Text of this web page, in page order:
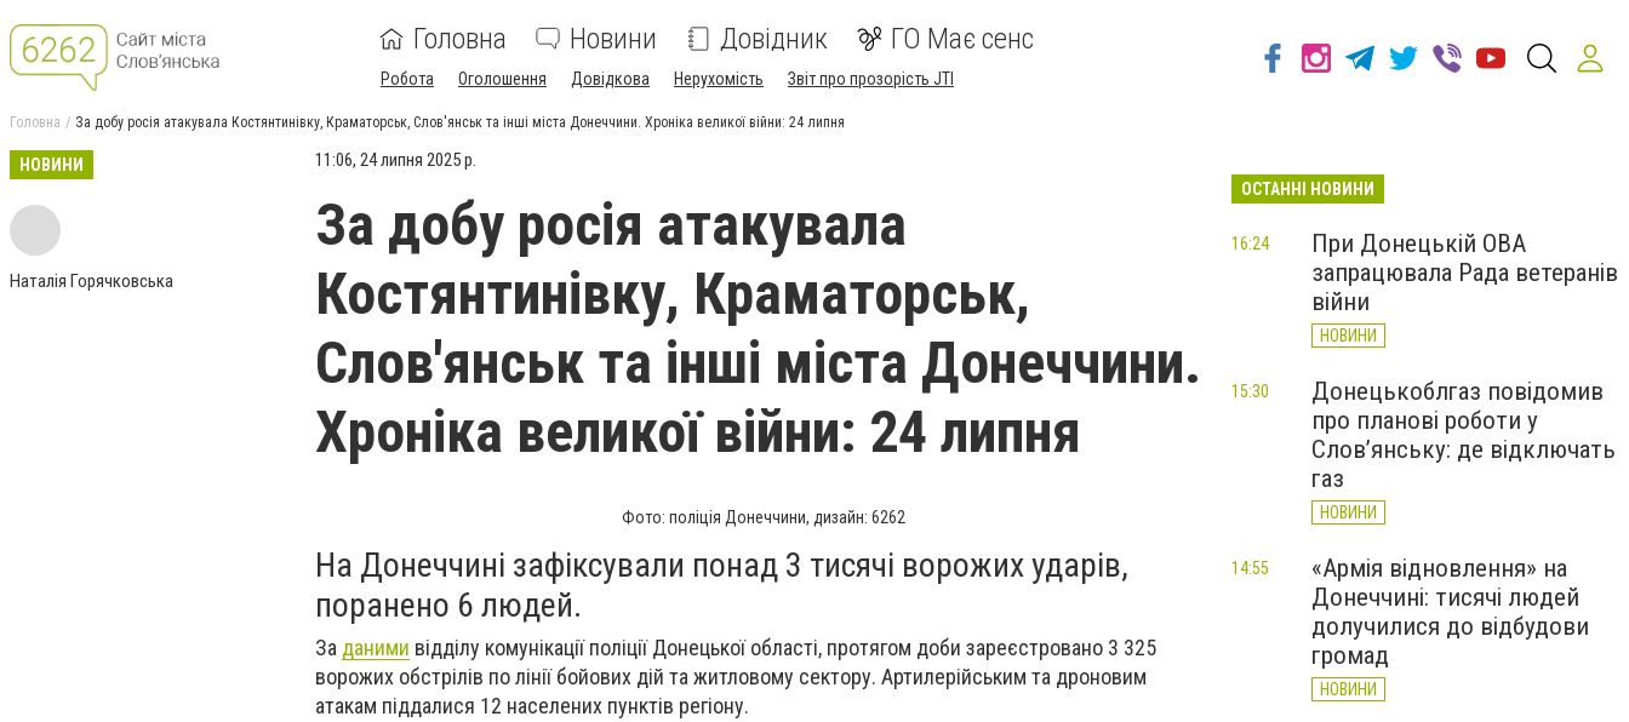
Головна Новини Довідник ГО Має сенс
Робота Оголошення Довідкова Нерухомість Звіт про прозорість JTI
Головна За добу росія атакувала Костянтинівку, Краматорськ, Слов'янськ та інші міста Донеччини. Хроніка великої війни: 24 липня
НОВИНИ
Наталія Горячковська
11:06, 24 липня 2025 р.
За добу росія атакувала
Костянтинівку, Краматорськ,
Слов'янськ та інші міста Донеччини.
Хроніка великої війни: 24 липня
Фото: поліція Донеччини, дизайн: 6262
На Донеччині зафіксували понад 3 тисячі ворожих ударів,
поранено 6 людей.
За даними відділу комунікації поліції Донецької області, протягом доби зареєстровано 3 325
ворожих обстрілів по лінії бойових дій та житловому сектору. Артилерійським та дроновим
атакам піддалися 12 населених пунктів регіону.
ОСТАННІ НОВИНИ
При Донецькій ОВА
запрацювала Рада ветеранів
війни
НОВИНИ
16:24
Донецькоблгаз повідомив
про планові роботи у
Слов’янську: де відключать
газ
НОВИНИ
15:30
«Армія відновлення» на
Донеччині: тисячі людей
долучилися до відбудови
громад
НОВИНИ
14:55